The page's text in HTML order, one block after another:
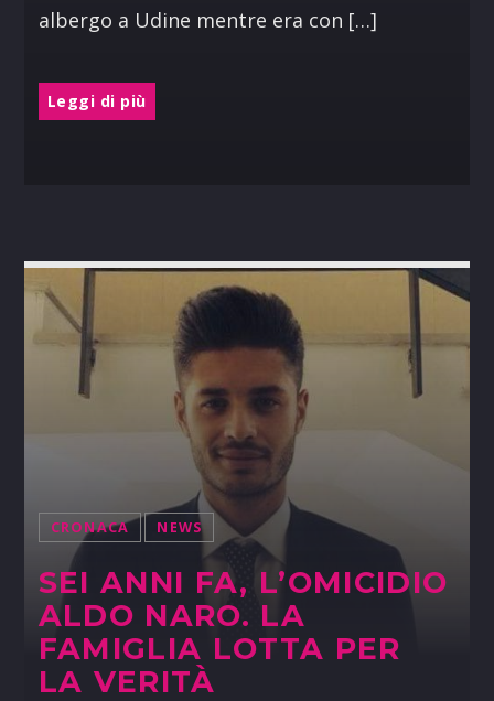
albergo a Udine mentre era con […]
Leggi di più
CRONACA NEWS
SEI ANNI FA, L’OMICIDIO
ALDO NARO. LA
FAMIGLIA LOTTA PER
LA VERITÀ